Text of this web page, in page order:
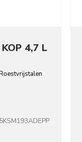
4,7 L
5KSM193ADEPP